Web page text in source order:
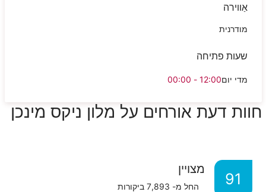
אַווירה
מודרנית
שעות פתיחה
מדי יום12:00 - 00:00
חוות דעת אורחים על מלון ניקס מינכן
91
מצויין
החל מ- 7,893 ביקורות